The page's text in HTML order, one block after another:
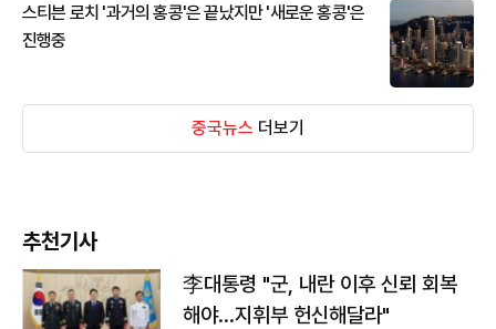
스티븐 로치 '과거의 홍콩'은 끝났지만 '새로운 홍콩'은
진행중
중국뉴스 더보기
추천기사
李대통령 "군, 내란 이후 신뢰 회복
해야…지휘부 헌신해달라"